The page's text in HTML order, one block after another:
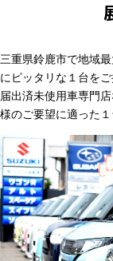
三重県鈴鹿市で地域
にピッタリな１台を
届出済未使用車専門
様のご要望に適った１